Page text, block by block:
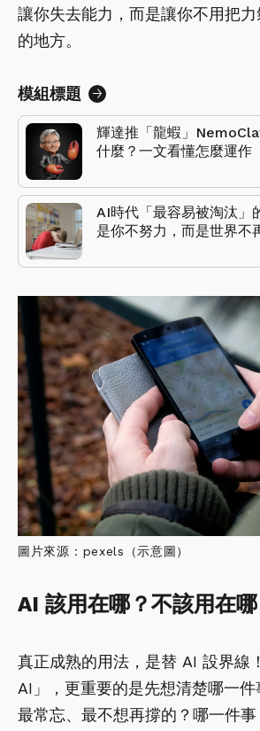
讓你失去能力，而是讓你不用把
的地方。
模組標題
輝達推「龍蝦」
什麼？一文看懂怎麼運作
AI時代「最容易被淘汰」
是你不努力，而是世界不
圖片來源：pexels（示意圖）
AI 該用在哪？不該用在哪
真正成熟的用法，是替 AI 設界線
AI」，更重要的是先想清楚哪一件
最常忘、最不想再撐的？哪一件